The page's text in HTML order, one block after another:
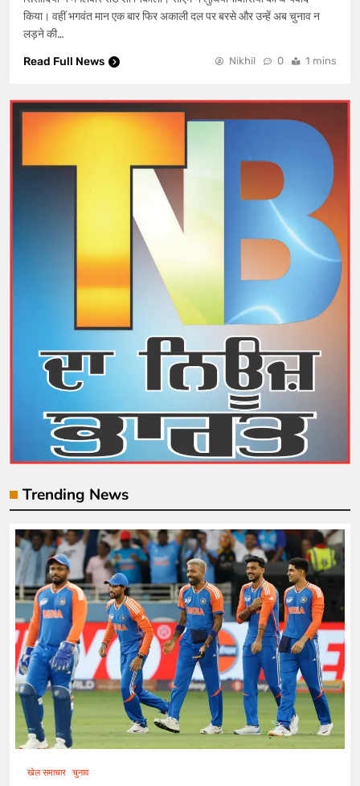
किया। वहीं भगवंत मान एक बार फिर अकाली दल पर बरसे और उन्हें अब चुनाव न
लड़ने की…
Read Full News
Nikhil 0 1 mins
Trending News
खेल समाचार चुनाव